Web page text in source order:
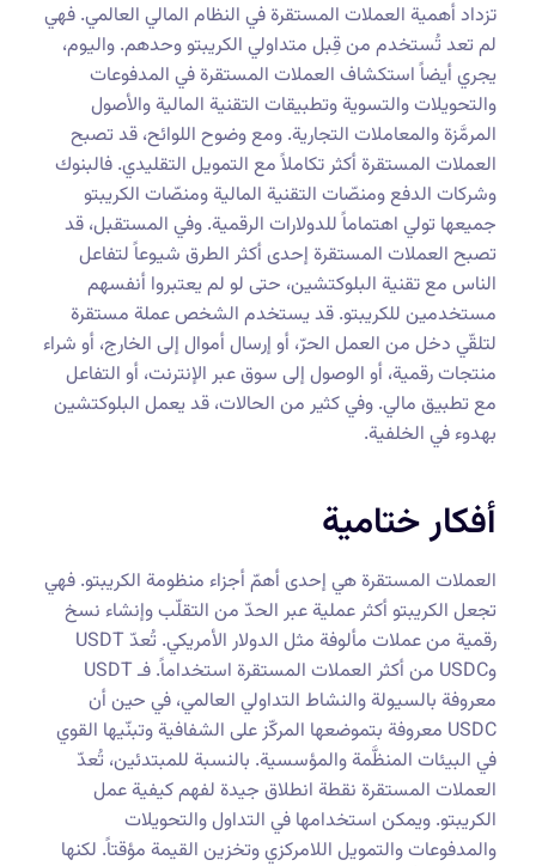
تزداد أهمية العملات المستقرة في النظام المالي العالمي. فهي
لم تعد تُستخدم من قِبل متداولي الكريبتو وحدهم. واليوم،
يجري أيضاً استكشاف العملات المستقرة في المدفوعات
والتحويلات والتسوية وتطبيقات التقنية المالية والأصول
المرمَّزة والمعاملات التجارية. ومع وضوح اللوائح، قد تصبح
العملات المستقرة أكثر تكاملاً مع التمويل التقليدي. فالبنوك
وشركات الدفع ومنصّات التقنية المالية ومنصّات الكريبتو
جميعها تولي اهتماماً للدولارات الرقمية. وفي المستقبل، قد
تصبح العملات المستقرة إحدى أكثر الطرق شيوعاً لتفاعل
الناس مع تقنية البلوكتشين، حتى لو لم يعتبروا أنفسهم
مستخدمين للكريبتو. قد يستخدم الشخص عملة مستقرة
لتلقّي دخل من العمل الحرّ، أو إرسال أموال إلى الخارج، أو شراء
منتجات رقمية، أو الوصول إلى سوق عبر الإنترنت، أو التفاعل
مع تطبيق مالي. وفي كثير من الحالات، قد يعمل البلوكتشين
بهدوء في الخلفية.
أفكار ختامية
العملات المستقرة هي إحدى أهمّ أجزاء منظومة الكريبتو. فهي
تجعل الكريبتو أكثر عملية عبر الحدّ من التقلّب وإنشاء نسخ
رقمية من عملات مألوفة مثل الدولار الأمريكي. تُعدّ USDT
وUSDC من أكثر العملات المستقرة استخداماً. فـ USDT
معروفة بالسيولة والنشاط التداولي العالمي، في حين أن
USDC معروفة بتموضعها المركّز على الشفافية وتبنّيها القوي
في البيئات المنظَّمة والمؤسسية. بالنسبة للمبتدئين، تُعدّ
العملات المستقرة نقطة انطلاق جيدة لفهم كيفية عمل
الكريبتو. ويمكن استخدامها في التداول والتحويلات
والمدفوعات والتمويل اللامركزي وتخزين القيمة مؤقتاً. لكنها